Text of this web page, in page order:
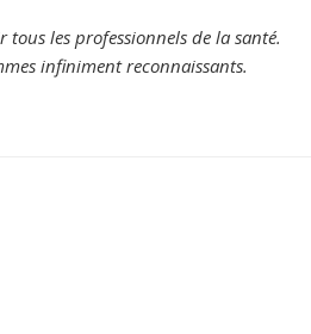
les professionnels de la santé.
infiniment reconnaissants.